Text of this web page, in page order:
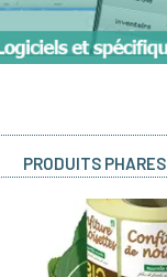
PRODUITS PHARES